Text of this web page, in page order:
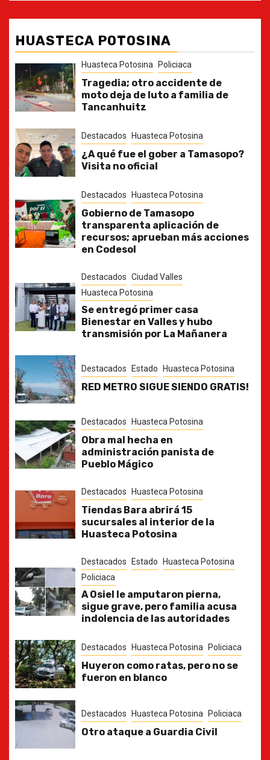
HUASTECA POTOSINA
Huasteca Potosina Policiaca
Tragedia; otro accidente de
moto deja de luto a familia de
Tancanhuitz
Destacados Huasteca Potosina
¿A qué fue el gober a Tamasopo?
Visita no oficial
Destacados Huasteca Potosina
Gobierno de Tamasopo
transparenta aplicación de
recursos; aprueban más acciones
en Codesol
Destacados Ciudad Valles
Huasteca Potosina
Se entregó primer casa
Bienestar en Valles y hubo
transmisión por La Mañanera
Destacados Estado Huasteca Potosina
RED METRO SIGUE SIENDO GRATIS!
Destacados Huasteca Potosina
Obra mal hecha en
administración panista de
Pueblo Mágico
Destacados Huasteca Potosina
Tiendas Bara abrirá 15
sucursales al interior de la
Huasteca Potosina
Destacados Estado Huasteca Potosina
Policiaca
A Osiel le amputaron pierna,
sigue grave, pero familia acusa
indolencia de las autoridades
Destacados Huasteca Potosina Policiaca
Huyeron como ratas, pero no se
fueron en blanco
Destacados Huasteca Potosina Policiaca
Otro ataque a Guardia Civil